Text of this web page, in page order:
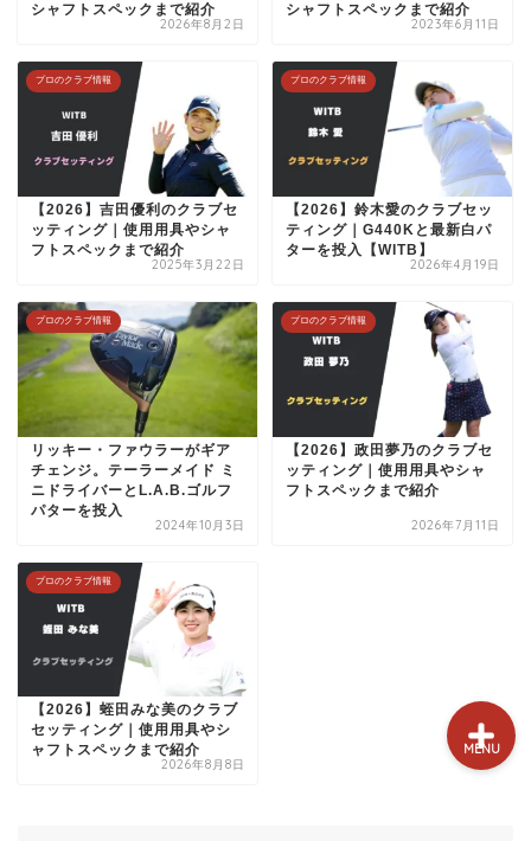
シャフトスペックまで紹介
2026年8月2日
シャフトスペックまで紹介
2023年6月11日
プロのクラブ情報
【2026】吉田優利のクラブセ
ッティング｜使用用具やシャ
フトスペックまで紹介
2025年3月22日
プロのクラブ情報
【2026】鈴木愛のクラブセッ
ティング｜G440Kと最新白パ
ターを投入【WITB】
2026年4月19日
プロのクラブ情報
リッキー・ファウラーがギア
チェンジ。テーラーメイド ミ
ニドライバーとL.A.B.ゴルフ
パターを投入
2024年10月3日
プロのクラブ情報
【2026】政田夢乃のクラブセ
ッティング｜使用用具やシャ
フトスペックまで紹介
2026年7月11日
プロのクラブ情報
【2026】蛭田みな美のクラブ
セッティング｜使用用具やシ
ャフトスペックまで紹介
2026年8月8日
MENU
試打&評価
クラブ選び(ランキング)
新製品情報
GPSゴルフナビ